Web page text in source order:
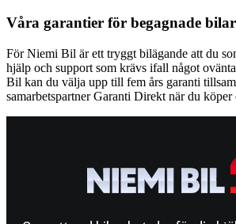
Våra garantier för begagnade bilar
För Niemi Bil är ett tryggt bilägande att du
hjälp och support som krävs ifall något
Bil kan du välja upp till fem års garanti
samarbetspartner Garanti Direkt när du köper